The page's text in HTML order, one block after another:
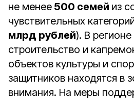
не менее 500 семей из
чувствительных
млрд рублей). В
строительство и
объектов культуры и
защитников находятся в
внимания. На меры